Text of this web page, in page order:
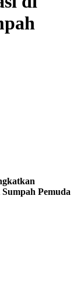
Pemuda